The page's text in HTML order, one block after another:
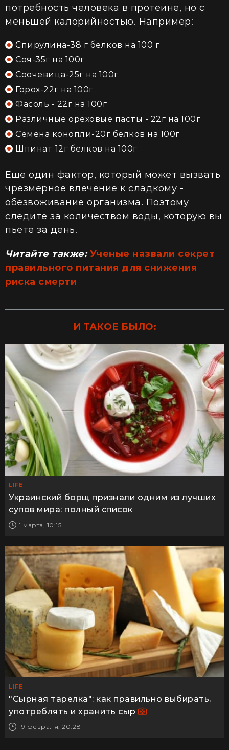
потребность человека в протеине, но с
меньшей калорийностью. Например:
Спирулина-38 г белков на 100 г
Соя-35г на 100г
Соочевица-25г на 100г
Горох-22г на 100г
Фасоль - 22г на 100г
Различные ореховые пасты - 22г на 100г
Семена конопли-20г белков на 100г
Шпинат 12г белков на 100г
Еще один фактор, который может вызвать
чрезмерное влечение к сладкому -
обезвоживание организма. Поэтому
следите за количеством воды, которую вы
пьете за день.
Читайте также:Ученые назвали секрет
правильного питания для снижения
риска смерти
И ТАКОЕ БЫЛО:
LIFE
Украинский борщ признали одним из лучших
супов мира: полный список
1 марта, 10:15
LIFE
"Сырная тарелка": как правильно выбирать,
употреблять и хранить сыр
19 февраля, 20:28